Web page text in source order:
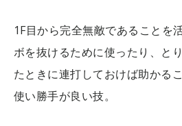
1F目から完全無敵であることを
ボを抜けるために使ったり、と
たときに連打しておけば助かる
使い勝手が良い技。